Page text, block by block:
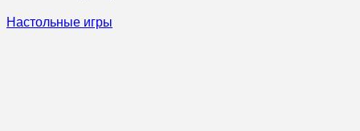
Настольные игры